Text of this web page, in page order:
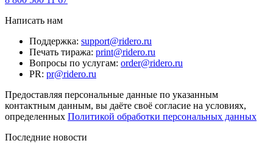
Написать нам
Поддержка: support@ridero.ru
Печать тиража: print@ridero.ru
Вопросы по услугам: order@ridero.ru
PR: pr@ridero.ru
Предоставляя персональные данные по указанным
контактным данным, вы даёте своё согласие на условиях,
определенных Политикой обработки персональных данных
Последние новости